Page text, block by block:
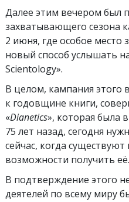
Далее этим вечером был
захватывающего сезона
2 июня, где особое место
новый способ услышать
Scientology».
В целом, кампания этого
к годовщине книги,
«Dianetics», которая была
75 лет назад, сегодня
сейчас, когда
возможности получить её.
В подтверждение этого
деятелей по всему миру